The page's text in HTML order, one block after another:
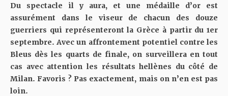
Du spectacle il y aura, et une médaille d’or est
assurément dans le viseur de chacun des douze
guerriers qui représenteront la Grèce à partir du 1er
septembre. Avec un affrontement potentiel contre les
Bleus dès les quarts de finale, on surveillera en tout
cas avec attention les résultats hellènes du côté de
Milan. Favoris ? Pas exactement, mais on n’en est pas
loin.